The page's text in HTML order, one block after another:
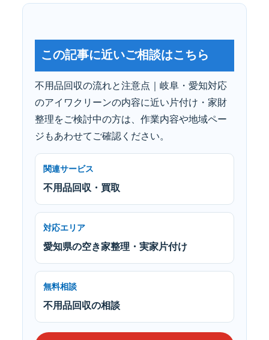
この記事に近いご相談はこちら
不用品回収の流れと注意点｜岐阜・愛知対応
のアイワクリーンの内容に近い片付け・家財
整理をご検討中の方は、作業内容や地域ペー
ジもあわせてご確認ください。
関連サービス
不用品回収・買取
対応エリア
愛知県の空き家整理・実家片付け
無料相談
不用品回収の相談